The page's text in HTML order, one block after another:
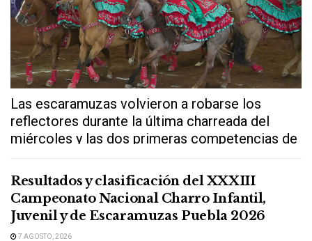
Las escaramuzas volvieron a robarse los
reflectores durante la última charreada del
miércoles y las dos primeras competencias de
Resultados y clasificación del XXXIII
Campeonato Nacional Charro Infantil,
Juvenil y de Escaramuzas Puebla 2026
7 AGOSTO, 2026